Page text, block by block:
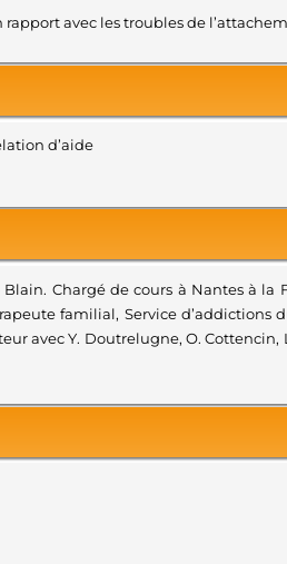
avec les troubles de
d’aide
Chargé de cours à Nantes à la
familial, Service d’addictions
avec Y. Doutrelugne, O. Cottencin,